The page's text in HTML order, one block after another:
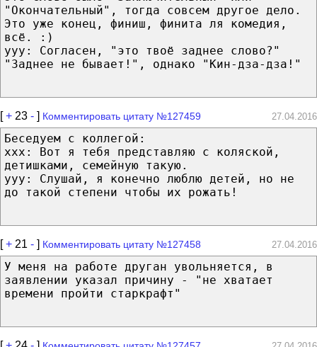
"Окончательный", тогда совсем другое дело.
Это уже конец, финиш, финита ля комедия,
всё. :)
ууу: Согласен, "это твоё заднее слово?"
"Заднее не бывает!", однако "Кин-дза-дза!"
[+ 23 - ] Комментировать цитату №127459 27.04.2016
Беседуем с коллегой:
xxx: Вот я тебя представляю с коляской,
детишками, семейную такую.
yyy: Слушай, я конечно люблю детей, но не
до такой степени чтобы их рожать!
[+ 21 - ] Комментировать цитату №127458 27.04.2016
У меня на работе друган увольняется, в
заявлении указал причину - "не хватает
времени пройти старкрафт"